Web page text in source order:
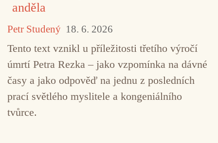
anděla
Petr Studený 18. 6. 2026
Tento text vznikl u příležitosti třetího výročí
úmrtí Petra Rezka – jako vzpomínka na dávné
časy a jako odpověď na jednu z posledních
prací světlého myslitele a kongeniálního
tvůrce.